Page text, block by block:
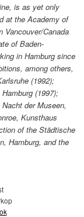
is as yet only
at the Academy of
Vancouver/Canada
of Baden-
in Hamburg since
among others,
(1992);
(1997);
der Museen,
Kunsthaus
of the Städtische
Hamburg, and the